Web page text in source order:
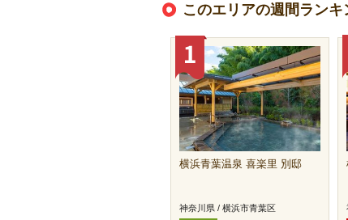
このエリアの週間ランキ
横浜青葉温泉 喜楽里 別邸
神奈川県 / 横浜市青葉区